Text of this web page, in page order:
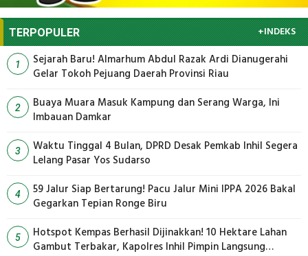
TERPOPULER +INDEKS
1
Sejarah Baru! Almarhum Abdul Razak Ardi Dianugerahi
Gelar Tokoh Pejuang Daerah Provinsi Riau
2
Buaya Muara Masuk Kampung dan Serang Warga, Ini
Imbauan Damkar
3
Waktu Tinggal 4 Bulan, DPRD Desak Pemkab Inhil Segera
Lelang Pasar Yos Sudarso
4
59 Jalur Siap Bertarung! Pacu Jalur Mini IPPA 2026 Bakal
Gegarkan Tepian Ronge Biru
5
Hotspot Kempas Berhasil Dijinakkan! 10 Hektare Lahan
Gambut Terbakar, Kapolres Inhil Pimpin Langsung